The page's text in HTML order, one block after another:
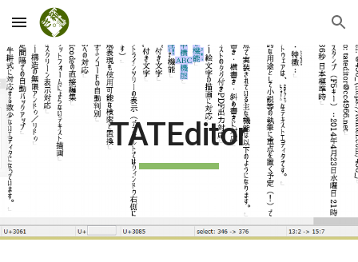
Skip to main content Skip to navigation
TATEditor